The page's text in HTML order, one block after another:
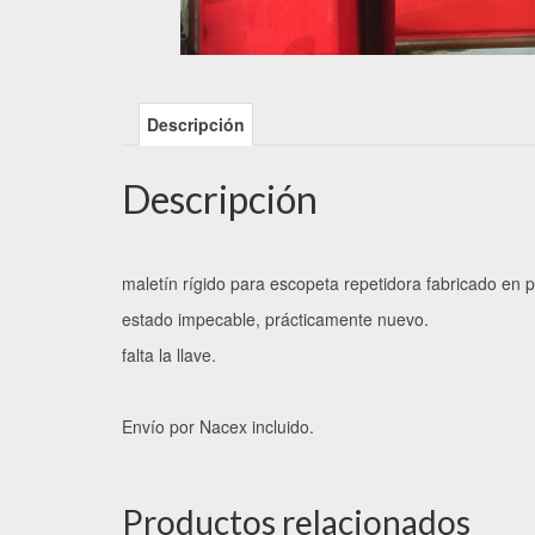
Descripción
Descripción
maletín rígido para escopeta repetidora fabricado en
estado impecable, prácticamente nuevo.
falta la llave.
Envío por Nacex incluido.
Productos relacionados